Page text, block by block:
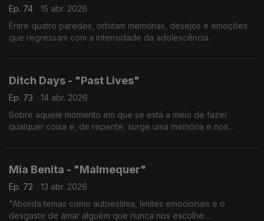
Ep. 74
15 abr. 2026
Entre quatro paredes, orbitam memórias, desejos e emoções
que regressam com a intensidade da adolescência.
Ditch Days - "Past Lives"
Ep. 73
14 abr. 2026
Sobre aquele momento em que se está a meio de fazer
qualquer coisa e, de repente, surge uma memória e nos
Mia Benita - "Malmequer"
Ep. 72
13 abr. 2026
"Aborda temas como autoestima, limites emocionais e o
desgaste de amar alguém que nunca nos escolhe